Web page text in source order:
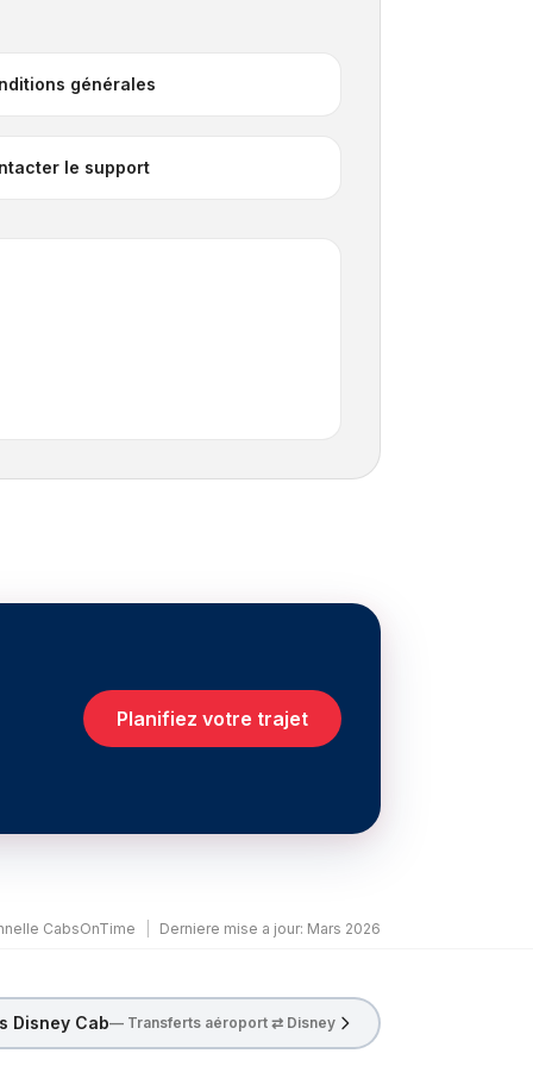
générales
le support
Planifiez votre trajet
CabsOnTime Derniere mise a jour: Mars 2026
Disney Cab— Transferts aéroport ⇄ Disney